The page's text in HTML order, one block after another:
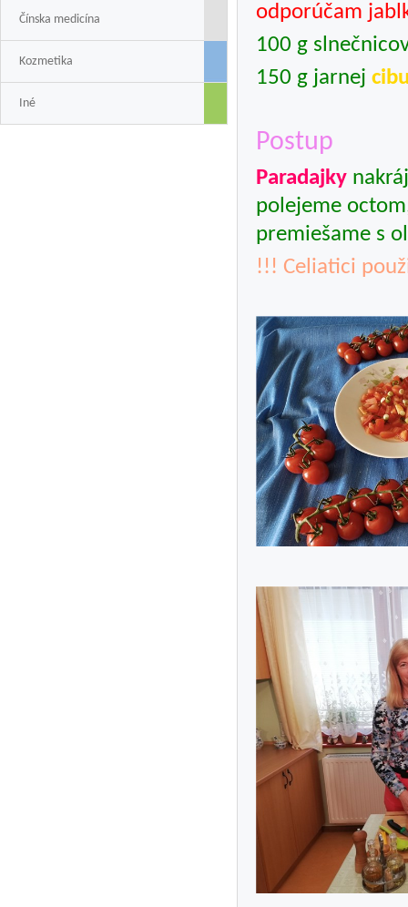
Čínska medicína
Kozmetika
Iné
odporúčam
100 g
150 g jarnej
Postup
Paradajky
polejeme
premiešame s
!!! Celiatici